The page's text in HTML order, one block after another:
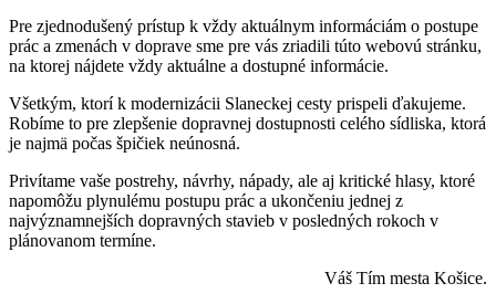
Pre zjednodušený prístup k vždy aktuálnym informáciám o postupe
prác a zmenách v doprave sme pre vás zriadili túto webovú stránku,
na ktorej nájdete vždy aktuálne a dostupné informácie.
Všetkým, ktorí k modernizácii Slaneckej cesty prispeli ďakujeme.
Robíme to pre zlepšenie dopravnej dostupnosti celého sídliska, ktorá
je najmä počas špičiek neúnosná.
Privítame vaše postrehy, návrhy, nápady, ale aj kritické hlasy, ktoré
napomôžu plynulému postupu prác a ukončeniu jednej z
najvýznamnejších dopravných stavieb v posledných rokoch v
plánovanom termíne.
Váš Tím mesta Košice.